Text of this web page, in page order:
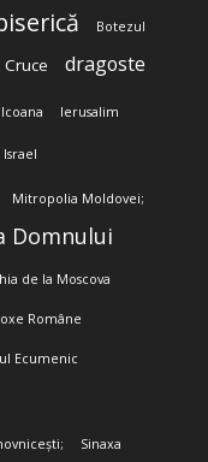
Botezul
Cruce dragoste
Icoana Ierusalim
Israel
Mitropolia Moldovei;
Domnului
de la Moscova
Române
Ecumenic
Sinaxa